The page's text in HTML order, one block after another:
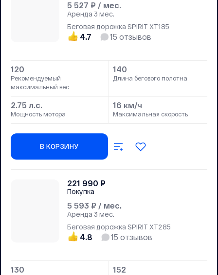
5 527 ₽ / мес.
Аренда 3 мес.
Беговая дорожка SPIRIT XT185
4.7 15 отзывов
120
Рекомендуемый
максимальный вес
140
Длина бегового полотна
2.75 л.с.
Мощность мотора
16 км/ч
Максимальная скорость
В КОРЗИНУ
5 593 ₽ / мес.
Аренда 3 мес.
221 990 ₽
Покупка
Беговая дорожка SPIRIT XT285
4.8 15 отзывов
130 152